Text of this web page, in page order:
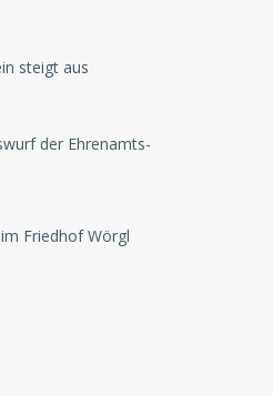
steigt aus
der Ehrenamts-
Friedhof Wörgl